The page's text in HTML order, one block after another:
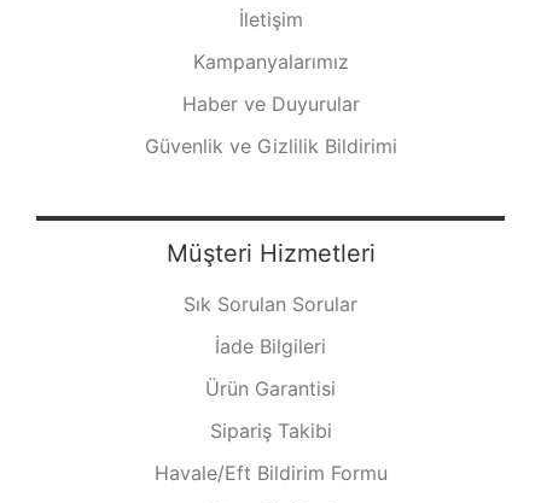
İletişim
Kampanyalarımız
Haber ve Duyurular
Güvenlik ve Gizlilik Bildirimi
Müşteri Hizmetleri
Sık Sorulan Sorular
İade Bilgileri
Ürün Garantisi
Sipariş Takibi
Havale/Eft Bildirim Formu